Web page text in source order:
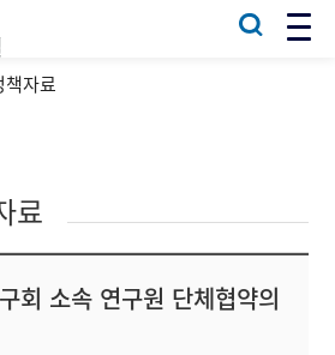
책자료
료
회 소속 연구원 단체협약의